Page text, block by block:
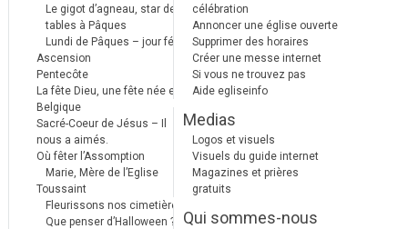
Le gigot d’agneau, star des
tables à Pâques
Lundi de Pâques – jour férié
Ascension
Pentecôte
La fête Dieu, une fête née en
Belgique
Sacré-Coeur de Jésus – Il
nous a aimés.
Où fêter l’Assomption
Marie, Mère de l’Eglise
Toussaint
Fleurissons nos cimetières
Que penser d’Halloween ?
célébration
Annoncer une église ouverte
Supprimer des horaires
Créer une messe internet
Si vous ne trouvez pas
Aide egliseinfo
Medias
Logos et visuels
Visuels du guide internet
Magazines et prières
gratuits
Qui sommes-nous